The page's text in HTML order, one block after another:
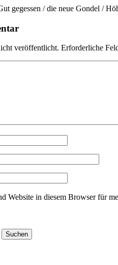
gegessen / die neue Gondel /
veröffentlicht. Erforderliche
Website in diesem Browser für